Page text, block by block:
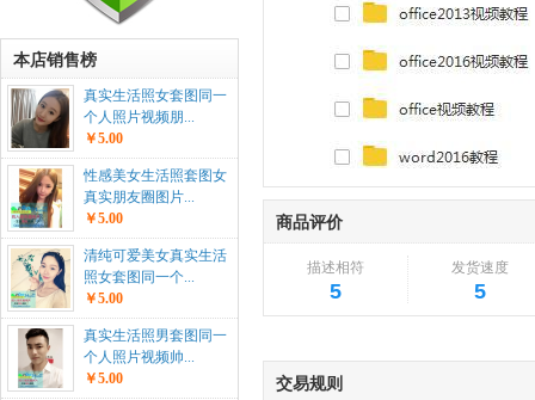
本店销售榜
真实生活照女套图同一
个人照片视频朋...
￥5.00
性感美女生活照套图女
真实朋友圈图片...
￥5.00
清纯可爱美女真实生活
照女套图同一个...
￥5.00
真实生活照男套图同一
个人照片视频帅...
￥5.00
商品评价
描述相符
5
发货速度
5
交易规则